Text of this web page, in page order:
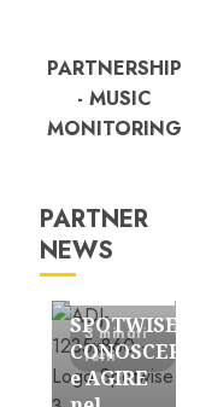
PARTNERSHIP
- MUSIC
MONITORING
PARTNER
NEWS
3 minuti
letti
FREE
SPOTWISE:
CONOSCERE
e AGIRE